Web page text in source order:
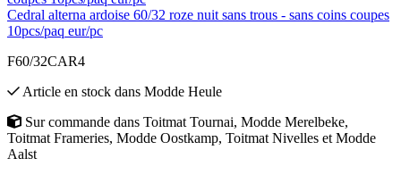
Cedral alterna ardoise 60/32 roze nuit sans trous - sans coins coupes
10pcs/paq eur/pc
F60/32CAR4
Article en stock dans Modde Heule
Sur commande dans Toitmat Tournai, Modde Merelbeke,
Toitmat Frameries, Modde Oostkamp, Toitmat Nivelles et Modde
Aalst